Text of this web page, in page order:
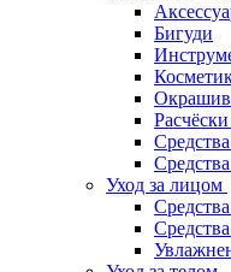
Бигуди
Уход за лицом